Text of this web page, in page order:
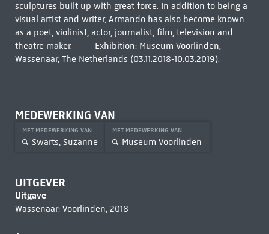
sculptures built up with great force. In addition to being a
visual artist and writer, Armando has also become known
as a poet, violinist, actor, journalist, film, television and
theatre maker. ------ Exhibition: Museum Voorlinden,
Wassenaar, The Netherlands (03.11.2018-10.03.2019).
MEDEWERKING VAN
MET MEDEWERKING VAN
Swarts, Suzanne
MET MEDEWERKING VAN
Museum Voorlinden
UITGEVER
Uitgave
Wassenaar: Voorlinden, 2018